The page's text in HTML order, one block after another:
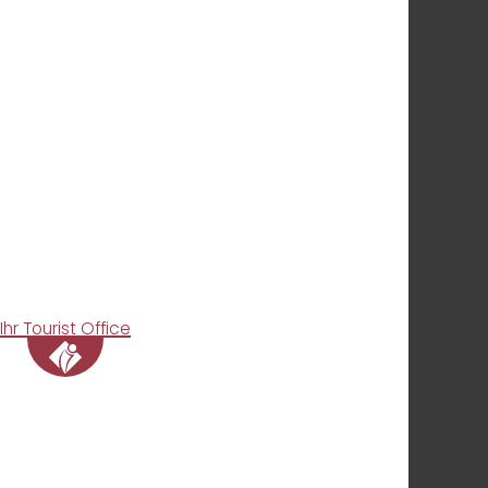
Ihr Tourist Office